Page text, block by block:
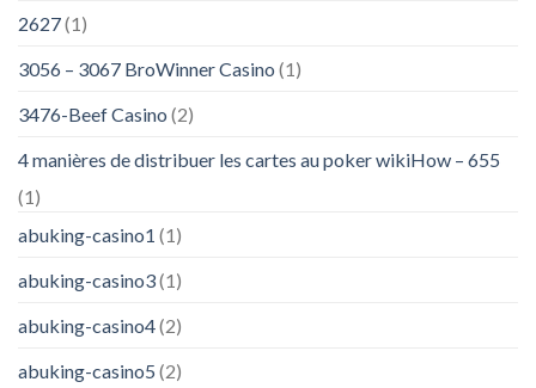
2627(1)
3056 – 3067 BroWinner Casino (1)
3476-Beef Casino (2)
4 manières de distribuer les cartes au poker wikiHow – 655
(1)
abuking-casino1 (1)
abuking-casino3(1)
abuking-casino4(2)
abuking-casino5 (2)